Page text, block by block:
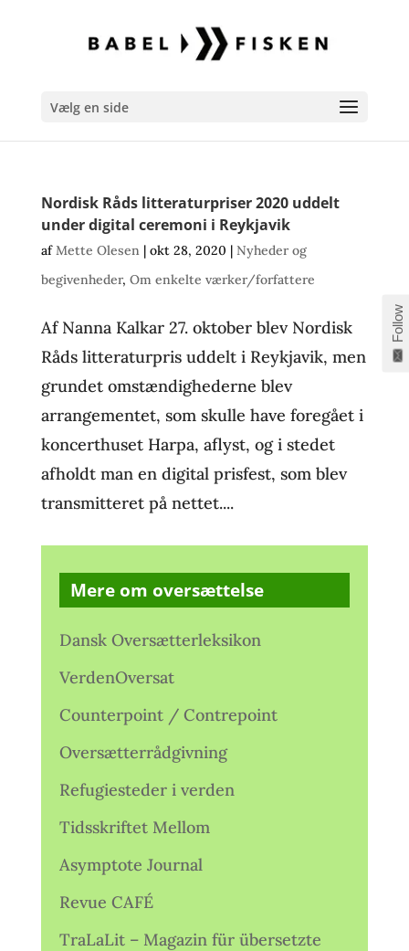
Vælg en side
Nordisk Råds litteraturpriser 2020 uddelt
under digital ceremoni i Reykjavik
afMette Olesen| okt 28, 2020 | Nyheder og
begivenheder, Om enkelte værker/forfattere
Af Nanna Kalkar 27. oktober blev Nordisk
Råds litteraturpris uddelt i Reykjavik, men
grundet omstændighederne blev
arrangementet, som skulle have foregået i
koncerthuset Harpa, aflyst, og i stedet
afholdt man en digital prisfest, som blev
transmitteret på nettet....
Mere om oversættelse
Dansk Oversætterleksikon
VerdenOversat
Counterpoint / Contrepoint
Oversætterrådgivning
Refugiesteder i verden
Tidsskriftet Mellom
Asymptote Journal
Revue CAFÉ
TraLaLit – Magazin für übersetzte
Follow